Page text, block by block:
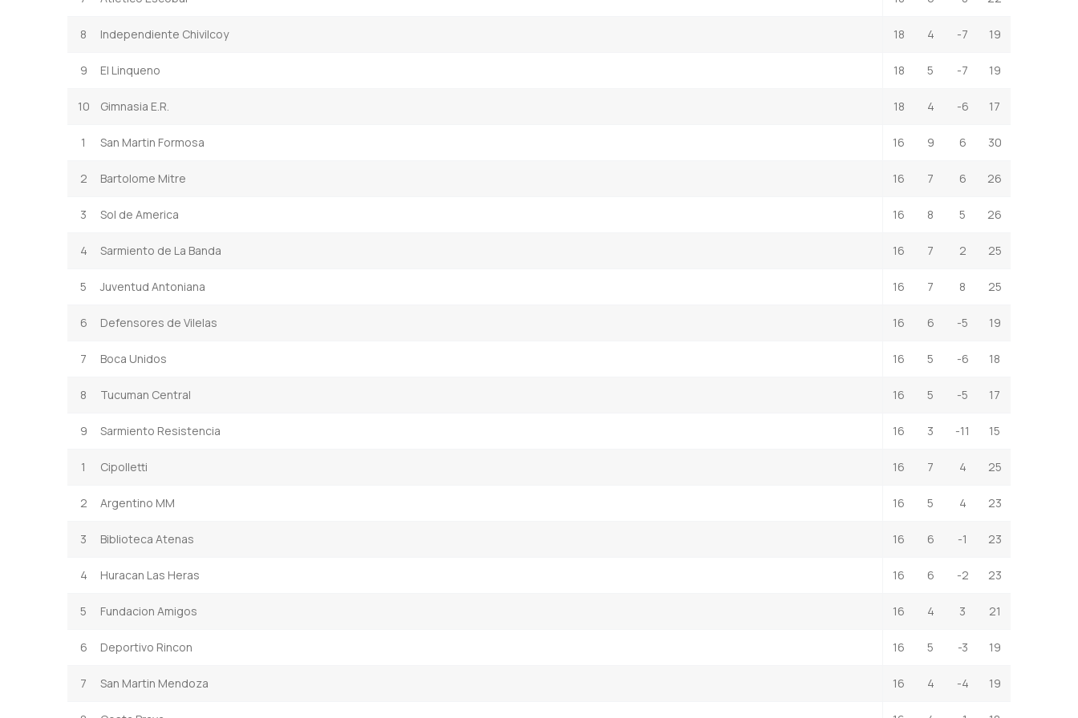
8 Independiente Chivilcoy 18 4 -7 19
9 El Linqueno 18 5 -7 19
10 Gimnasia E.R. 18 4 -6 17
1 San Martin Formosa 16 9 6 30
2 Bartolome Mitre 16 7 6 26
3 Sol de America 16 8 5 26
4 Sarmiento de La Banda 16 7 2 25
5 Juventud Antoniana 16 7 8 25
6 Defensores de Vilelas 16 6 -5 19
7 Boca Unidos 16 5 -6 18
8 Tucuman Central 16 5 -5 17
9 Sarmiento Resistencia 16 3 -11 15
1 Cipolletti 16 7 4 25
2 Argentino MM 16 5 4 23
3 Biblioteca Atenas 16 6 -1 23
4 Huracan Las Heras 16 6 -2 23
5 Fundacion Amigos 16 4 3 21
6 Deportivo Rincon 16 5 -3 19
7 San Martin Mendoza 16 4 -4 19